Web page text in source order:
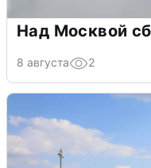
Над Москвой
8 августа 2